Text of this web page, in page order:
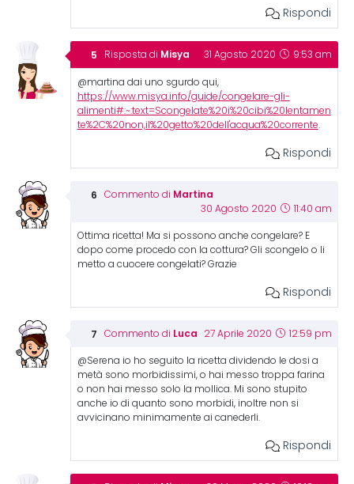
Rispondi
Risposta di Misya 31 Agosto 2020 9:53 am
@martina dai uno sgurdo qui,
https://www.misya.info/guide/congelare-gli-
alimenti#:~:text=Scongelate%20i%20cibi%20lentamen
te%2C%20non,il%20getto%20dell'acqua%20corrente.
Rispondi
Commento di Martina
30 Agosto 2020 11:40 am
Ottima ricetta! Ma si possono anche congelare? E
dopo come procedo con la cottura? Gli scongelo o li
metto a cuocere congelati? Grazie
Rispondi
Commento di Luca 27 Aprile 2020 12:59 pm
@Serena io ho seguito la ricetta dividendo le dosi a
metà sono morbidissimi, o hai messo troppa farina
o non hai messo solo la mollica. Mi sono stupito
anche io di quanto sono morbidi, inoltre non si
avvicinano minimamente ai canederli.
Rispondi